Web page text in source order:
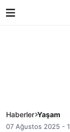
Haberler Yaşam
07 Ağustos 2025 -